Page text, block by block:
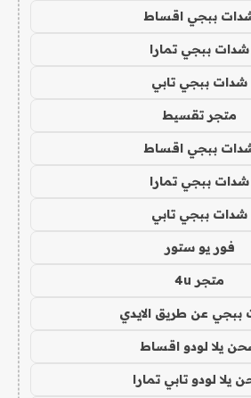
ببجي اقساط
شدات ببجي تمارا
شدات ببجي تابي
متجر تقسيط
ببجي اقساط
شدات ببجي تمارا
شدات ببجي تابي
فور يو ستور
متجر 4u
ببجي عن طريق الايدي
يلا لودو اقساط
يلا لودو تابي تمارا